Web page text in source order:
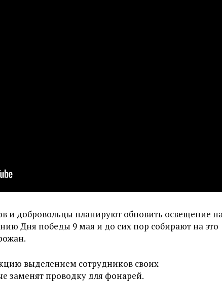
и добровольцы планируют обновить освещение на
Дня победы 9 мая и до сих пор собирают на это
выделением сотрудников своих
заменят проводку для фонарей.